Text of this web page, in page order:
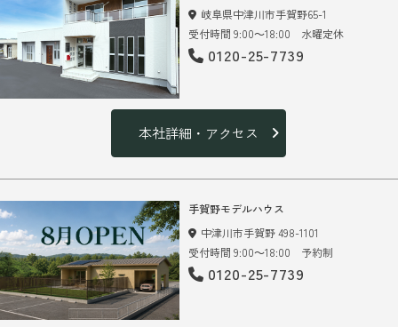
岐阜県中津川市手賀野65-1
受付時間 9:00～18:00 水曜定休
0120-25-7739
本社詳細・アクセス
手賀野モデルハウス
中津川市手賀野 498-1101
受付時間 9:00～18:00 予約制
0120-25-7739